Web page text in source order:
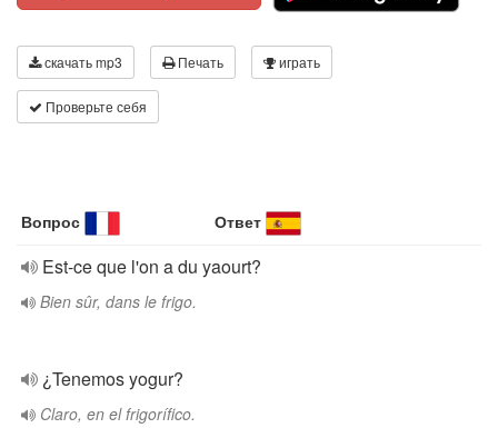
скачать mp3 Печать играть
Проверьте себя
Вопрос Ответ
Est-ce que l'on a du yaourt?
Bien sûr, dans le frigo.
¿Tenemos yogur?
Claro, en el frigorífico.